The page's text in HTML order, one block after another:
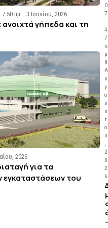
7:50 πμ 3 Ιουνίου, 2026
γήπεδα και τη
2026
για τα
εγκαταστάσεων του
Ο
7
:
4
7
π
μ
8
Α
υ
γ
ο
ύ
σ
τ
ο
υ
,
2
0
2
6
–